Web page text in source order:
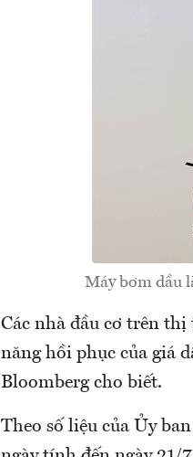
Máy bơm dầu
Các nhà đầu cơ trên
năng hồi phục của giá
Bloomberg cho biết.
Theo số liệu của Ủy